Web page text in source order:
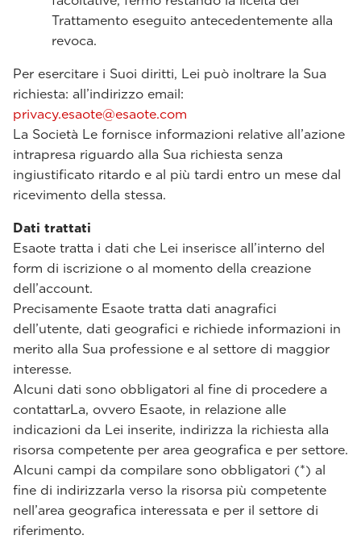
Trattamento eseguito antecedentemente alla
revoca.
Per esercitare i Suoi diritti, Lei può inoltrare la Sua
richiesta: all’indirizzo email:
privacy.esaote@esaote.com
La Società Le fornisce informazioni relative all’azione
intrapresa riguardo alla Sua richiesta senza
ingiustificato ritardo e al più tardi entro un mese dal
ricevimento della stessa.
Dati trattati
Esaote tratta i dati che Lei inserisce all’interno del
form di iscrizione o al momento della creazione
dell’account.
Precisamente Esaote tratta dati anagrafici
dell’utente, dati geografici e richiede informazioni in
merito alla Sua professione e al settore di maggior
interesse.
Alcuni dati sono obbligatori al fine di procedere a
contattarLa, ovvero Esaote, in relazione alle
indicazioni da Lei inserite, indirizza la richiesta alla
risorsa competente per area geografica e per settore.
Alcuni campi da compilare sono obbligatori (*) al
fine di indirizzarla verso la risorsa più competente
nell’area geografica interessata e per il settore di
riferimento.